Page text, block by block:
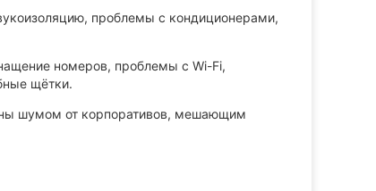
проблемы с кондиционерами,
номеров, проблемы с Wi-Fi,
щётки.
шумом от корпоративов, мешающим